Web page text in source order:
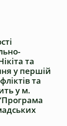
та
у першій
та
у м.